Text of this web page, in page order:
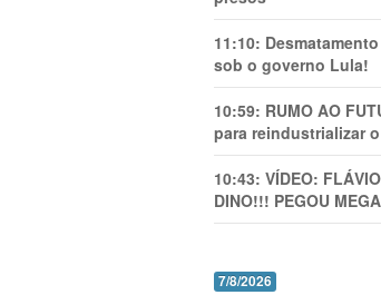
11:10:
sob o governo Lula!
10:59: RUMO AO
para reindustrializar
10:43: VÍDEO:
DINO!!! PEGOU
7/8/2026